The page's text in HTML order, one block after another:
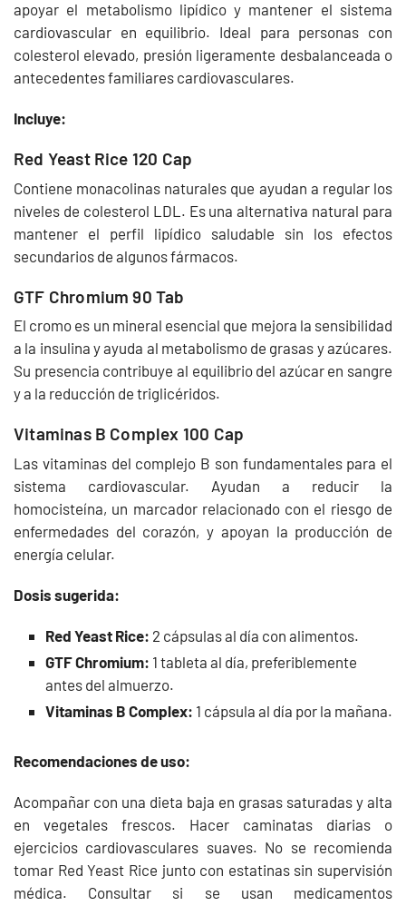
apoyar el metabolismo lipídico y mantener el sistema
cardiovascular en equilibrio. Ideal para personas con
colesterol elevado, presión ligeramente desbalanceada o
antecedentes familiares cardiovasculares.
Incluye:
Red Yeast Rice 120 Cap
Contiene monacolinas naturales que ayudan a regular los
niveles de colesterol LDL. Es una alternativa natural para
mantener el perfil lipídico saludable sin los efectos
secundarios de algunos fármacos.
GTF Chromium 90 Tab
El cromo es un mineral esencial que mejora la sensibilidad
a la insulina y ayuda al metabolismo de grasas y azúcares.
Su presencia contribuye al equilibrio del azúcar en sangre
y a la reducción de triglicéridos.
Vitaminas B Complex 100 Cap
Las vitaminas del complejo B son fundamentales para el
sistema cardiovascular. Ayudan a reducir la
homocisteína, un marcador relacionado con el riesgo de
enfermedades del corazón, y apoyan la producción de
energía celular.
Dosis sugerida:
Red Yeast Rice: 2 cápsulas al día con alimentos.
GTF Chromium: 1 tableta al día, preferiblemente
antes del almuerzo.
Vitaminas B Complex: 1 cápsula al día por la mañana.
Recomendaciones de uso:
Acompañar con una dieta baja en grasas saturadas y alta
en vegetales frescos. Hacer caminatas diarias o
ejercicios cardiovasculares suaves. No se recomienda
tomar Red Yeast Rice junto con estatinas sin supervisión
médica. Consultar si se usan medicamentos